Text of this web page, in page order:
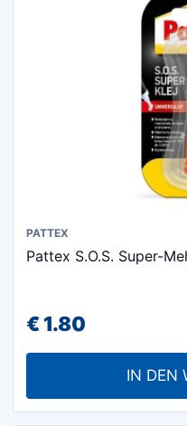
PATTEX
Pattex S.O.S. Super-
€1.80
IN DEN